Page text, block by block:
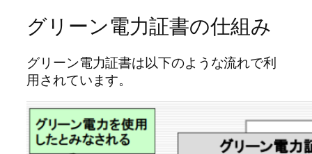
グリーン電力証書の仕組み
グリーン電力証書は以下のような流れで利
用されています。